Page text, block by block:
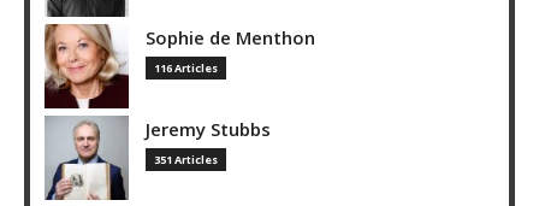
Sophie de Menthon
116 Articles
Jeremy Stubbs
351 Articles